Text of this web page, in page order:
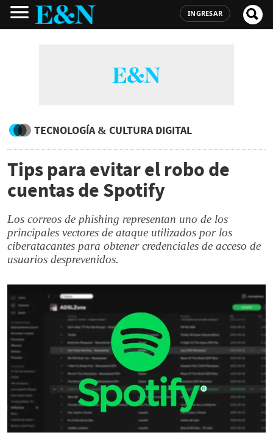
INGRESAR
TECNOLOGÍA & CULTURA DIGITAL
Tips para evitar el robo de
cuentas de Spotify
Los correos de phishing representan uno de los
principales vectores de ataque utilizados por los
ciberatacantes para obtener credenciales de acceso de
usuarios desprevenidos.